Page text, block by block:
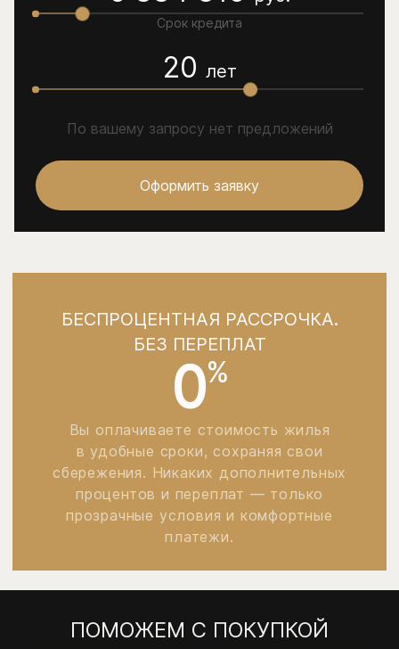
Срок кредита
20 лет
По вашему запросу нет предложений
Оформить заявку
БЕСПРОЦЕНТНАЯ РАССРОЧКА.
БЕЗ ПЕРЕПЛАТ
0%
Вы оплачиваете стоимость жилья
в удобные сроки, сохраняя свои
сбережения. Никаких дополнительных
процентов и переплат — только
прозрачные условия и комфортные
платежи.
ПОМОЖЕМ С ПОКУПКОЙ